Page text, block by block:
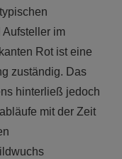
im
Rot ist eine
zuständig. Das
hinterließ jedoch
mit der Zeit